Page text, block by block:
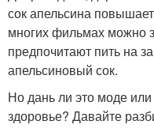
сок апельсина
многих фильмах можно
предпочитают пить на
апельсиновый сок.
Но дань ли это моде
здоровье? Давайте